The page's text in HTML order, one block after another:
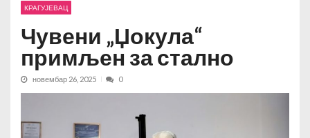
КРАГУЈЕВАЦ
Чувени „Џокула“
примљен за стално
новембар 26, 2025 0